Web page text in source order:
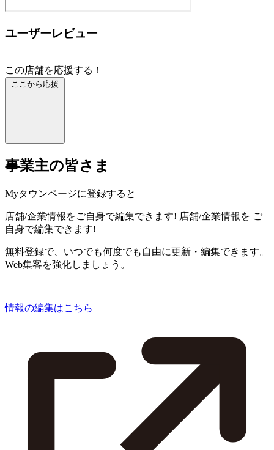
ユーザーレビュー
この店舗を応援する！
ここから応援
事業主の皆さま
Myタウンページに登録すると
店舗/企業情報をご自身で編集できます! 店舗/企業情報を ご
自身で編集できます!
無料登録で、いつでも何度でも自由に更新・編集できます。
Web集客を強化しましょう。
情報の編集はこちら